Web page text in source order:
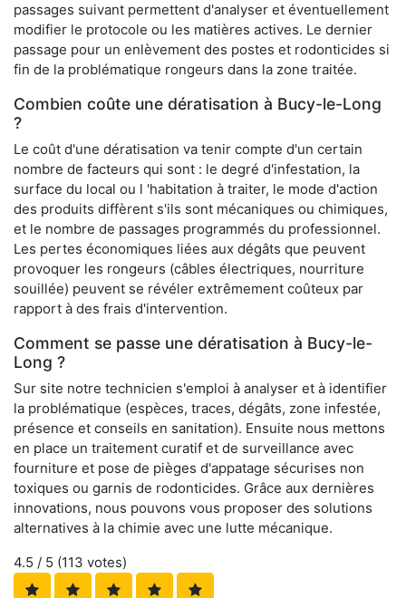
passages suivant permettent d'analyser et éventuellement
modifier le protocole ou les matières actives. Le dernier
passage pour un enlèvement des postes et rodonticides si
fin de la problématique rongeurs dans la zone traitée.
Combien coûte une dératisation à Bucy-le-Long
?
Le coût d'une dératisation va tenir compte d'un certain
nombre de facteurs qui sont : le degré d'infestation, la
surface du local ou l 'habitation à traiter, le mode d'action
des produits diffèrent s'ils sont mécaniques ou chimiques,
et le nombre de passages programmés du professionnel.
Les pertes économiques liées aux dégâts que peuvent
provoquer les rongeurs (câbles électriques, nourriture
souillée) peuvent se révéler extrêmement coûteux par
rapport à des frais d'intervention.
Comment se passe une dératisation à Bucy-le-
Long ?
Sur site notre technicien s'emploi à analyser et à identifier
la problématique (espèces, traces, dégâts, zone infestée,
présence et conseils en sanitation). Ensuite nous mettons
en place un traitement curatif et de surveillance avec
fourniture et pose de pièges d'appatage sécurises non
toxiques ou garnis de rodonticides. Grâce aux dernières
innovations, nous pouvons vous proposer des solutions
alternatives à la chimie avec une lutte mécanique.
4.5 / 5 (113 votes)